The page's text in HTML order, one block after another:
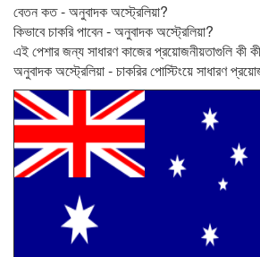
বেতন কত - অনুবাদক অস্ট্রেলিয়া?
কিভাবে চাকরি পাবেন - অনুবাদক অস্ট্রেলিয়া?
এই পেশার জন্য সাধারণ কাজের প্রয়োজনীয়তাগুলি কী
অনুবাদক অস্ট্রেলিয়া - চাকরির পোস্টিংয়ে সাধারণ